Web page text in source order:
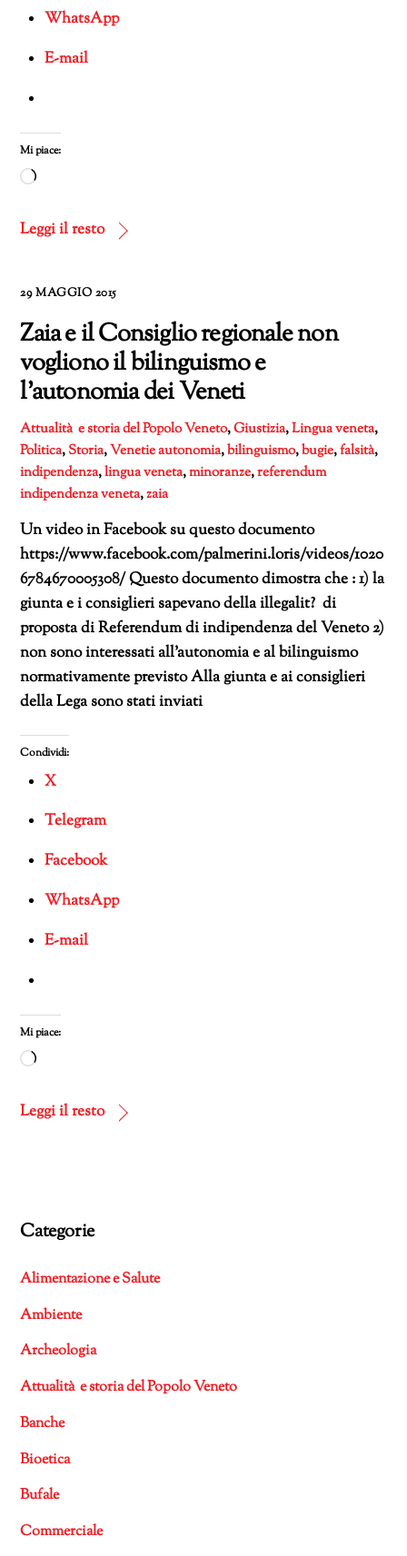
WhatsApp
E-mail
Mi piace:
Caricamento
corso…
Leggi il resto
29 MAGGIO 2015
Zaia e il Consiglio regionale non
vogliono il bilinguismo e
l’autonomia dei Veneti
Attualità e storia del Popolo Veneto,Giustizia,Lingua veneta,
Politica,Storia,Venetieautonomia,bilinguismo,bugie,falsità,
indipendenza,lingua veneta,minoranze,referendum
indipendenza veneta,zaia
Un video in Facebook su questo documento
https://www.facebook.com/palmerini.loris/videos/1020
6784670005308/ Questo documento dimostra che : 1) la
giunta e i consiglieri sapevano della illegalit? di
proposta di Referendum di indipendenza del Veneto 2)
non sono interessati all’autonomia e al bilinguismo
normativamente previsto Alla giunta e ai consiglieri
della Lega sono stati inviati
Condividi:
X
Telegram
Facebook
WhatsApp
E-mail
Mi piace:
Caricamento
corso…
Leggi il resto
Categorie
Alimentazione e Salute
Ambiente
Archeologia
Attualità e storia del Popolo Veneto
Banche
Bioetica
Bufale
Commerciale